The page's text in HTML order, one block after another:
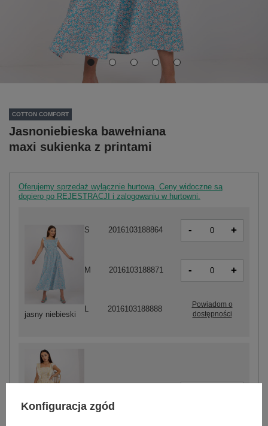
COTTON COMFORT
Jasnoniebieska bawełniana
maxi sukienka z printami
Oferujemy sprzedaż wyłącznie hurtową. Ceny widoczne są
dopiero po REJESTRACJI i zalogowaniu w hurtowni.
jasny niebieski
S 2016103188864 - +
M 2016103188871 - +
2016103188888
Powiadom o
dostępności
Konfiguracja zgód